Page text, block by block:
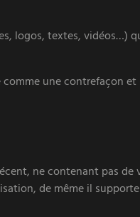
logos, textes, vidéos…)
une contrefaçon
ne contenant pas
de même il